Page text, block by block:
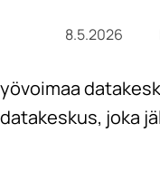
8.5.2026
joka